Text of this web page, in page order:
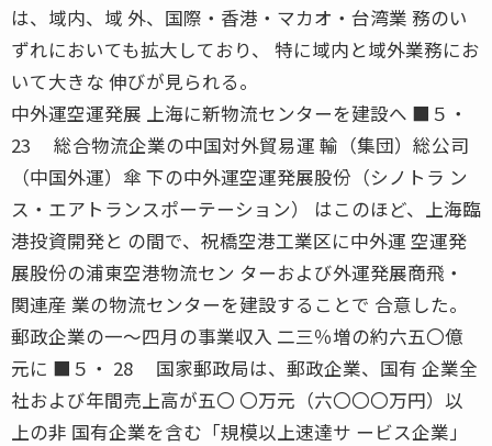
は、域内、域 外、国際・香港・マカオ・台湾業 務のい
ずれにおいても拡大しており、 特に域内と域外業務にお
いて大きな 伸びが見られる。
中外運空運発展 上海に新物流センターを建設へ ■５・
23 総合物流企業の中国対外貿易運 輸（集団）総公司
（中国外運）傘 下の中外運空運発展股份（シノトラ ン
ス・エアトランスポーテーション） はこのほど、上海臨
港投資開発と の間で、祝橋空港工業区に中外運 空運発
展股份の浦東空港物流セン ターおよび外運発展商飛・
関連産 業の物流センターを建設することで 合意した。
郵政企業の一〜四月の事業収入 二三％増の約六五〇億
元に ■５・ 28 国家郵政局は、郵政企業、国有 企業全
社および年間売上高が五〇 〇万元（六〇〇〇万円）以
上の非 国有企業を含む「規模以上速達サ ービス企業」